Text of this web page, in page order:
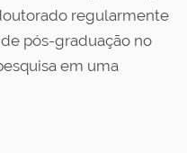
regularmente
pós-graduação no
em uma